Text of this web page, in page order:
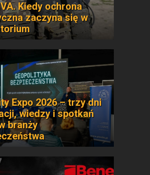
Kiedy ochrona
zaczyna się w
Expo 2026 – trzy dni
wiedzy i spotkań
branży